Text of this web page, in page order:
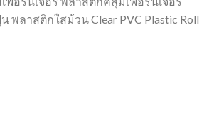
าสติกใสม้วน Clear PVC Plastic Roll